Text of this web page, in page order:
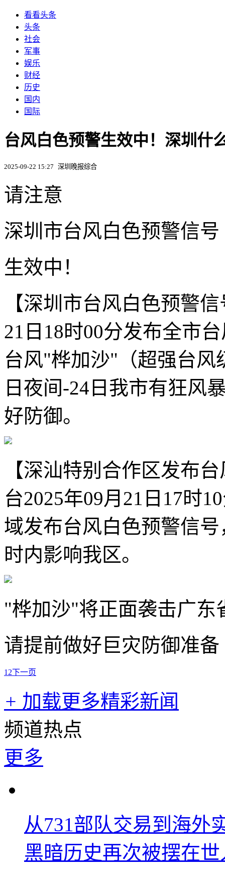
看看头条
头条
社会
军事
娱乐
财经
历史
国内
国际
台风白色预警生效中！深圳什
2025-09-22 15:27 深圳晚报综合
请注意
深圳市台风白色预警信号
生效中！
【深圳市台风白色预警
21日18时00分发布全市
台风"桦加沙"（超强台风
日夜间-24日我市有狂风
好防御。
【深汕特别合作区发布
台2025年09月21日17时
域发布台风白色预警信
时内影响我区。
"桦加沙"将正面袭击广东
请提前做好巨灾防御准备
1 2下一页
+ 加载更多精彩新闻
频道热点
更多
从731部队交易到海外
黑暗历史再次被摆在